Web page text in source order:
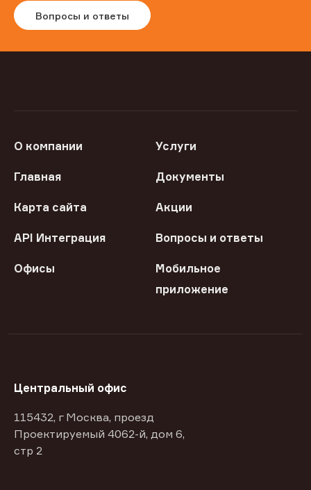
Вопросы и ответы
О компании Услуги
Главная Документы
Карта сайта Акции
API Интеграция Вопросы и ответы
Офисы
Мобильное
приложение
Центральный офис
115432, г Москва, проезд
Проектируемый 4062-й, дом 6,
стр 2